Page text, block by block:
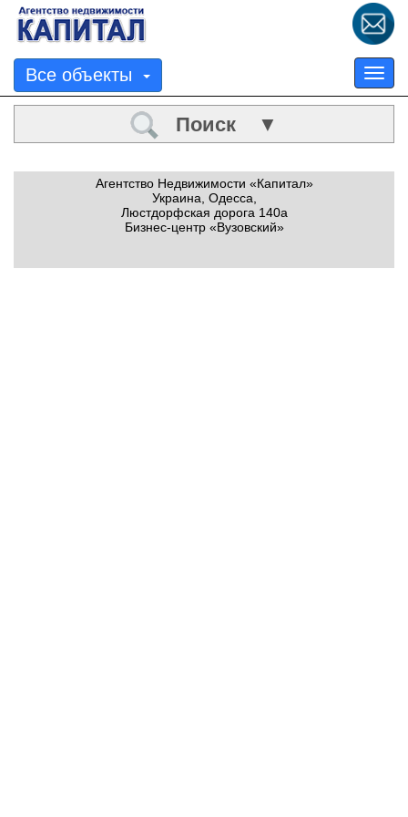
Все объекты
Поиск ▼
Агентство Недвижимости «Капитал»
Украина, Одесса,
Люстдорфская дорога 140а
Бизнес-центр «Вузовский»